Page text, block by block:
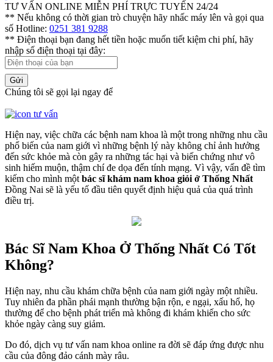
TƯ VẤN ONLINE MIỄN PHÍ TRỰC TUYẾN 24/24
** Nếu không có thời gian trò chuyện hãy nhấc máy lên và gọi qua
số Hotline: 0251 381 9288
** Điện thoại bạn đang hết tiền hoặc muốn tiết kiệm chi phí, hãy
nhập số điện thoại tại đây:
Gửi
Chúng tôi sẽ gọi lại ngay để
Hiện nay, việc chữa các bệnh nam khoa là một trong những nhu cầu
phổ biến của nam giới vì những bệnh lý này không chỉ ảnh hưởng
đến sức khỏe mà còn gây ra những tác hại và biến chứng như vô
sinh hiếm muộn, thậm chí đe dọa đến tính mạng. Vì vậy, vấn đề tìm
kiếm cho mình mộtbác sĩ khám nam khoa giỏi ở Thống Nhất
Đồng Nai sẽ là yếu tố đầu tiên quyết định hiệu quả của quá trình
điều trị.
Bác Sĩ Nam Khoa Ở Thống Nhất Có Tốt
Không?
Hiện nay, nhu cầu khám chữa bệnh của nam giới ngày một nhiều.
Tuy nhiên đa phần phái mạnh thường bận rộn, e ngại, xấu hổ, họ
thường để cho bệnh phát triển mà không đi khám khiến cho sức
khỏe ngày càng suy giảm.
Do đó, dịch vụ tư vấn nam khoa online ra đời sẽ đáp ứng được nhu
cầu của đông đảo cánh mày râu.